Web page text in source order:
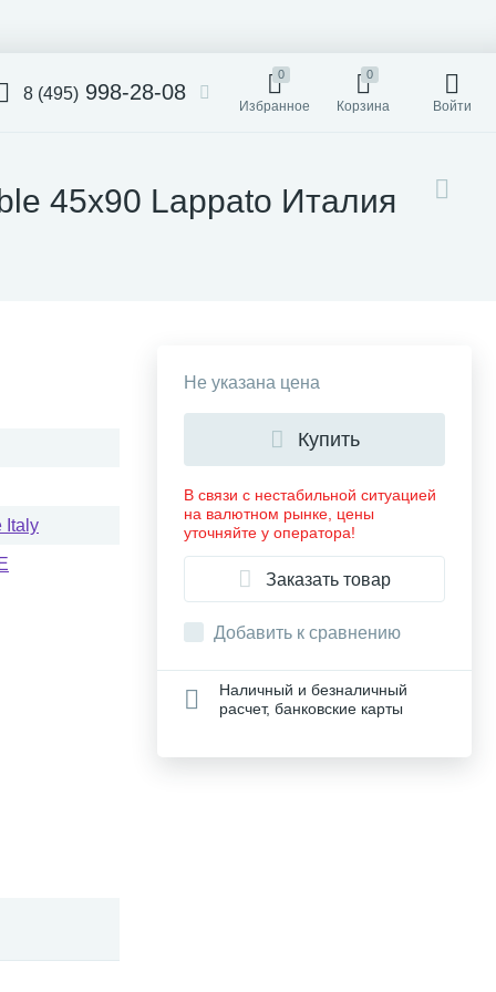
8 (495) 998-28-08
0
Избранное
0
Корзина Войти
45x90 Lappato Италия
Italy
Не указана цена
Купить
В связи с нестабильной ситуацией
на валютном рынке, цены
уточняйте у оператора!
Заказать товар
Добавить к сравнению
Наличный и безналичный
расчет, банковские карты